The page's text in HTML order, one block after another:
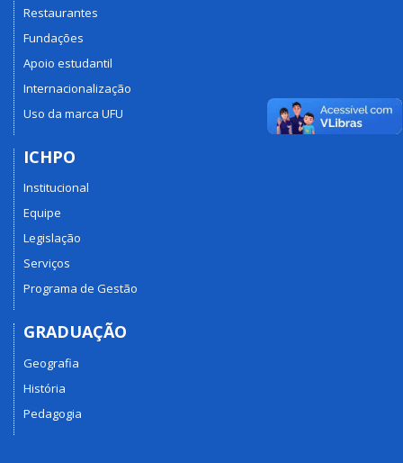
Restaurantes
Fundações
Apoio estudantil
Internacionalização
Uso da marca UFU
ICHPO
Institucional
Equipe
Legislação
Serviços
Programa de Gestão
GRADUAÇÃO
Geografia
História
Pedagogia